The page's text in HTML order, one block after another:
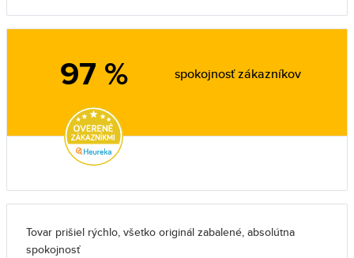
97 % spokojnosť zákazníkov
Tovar prišiel rýchlo, všetko originál zabalené, absolútna
spokojnosť